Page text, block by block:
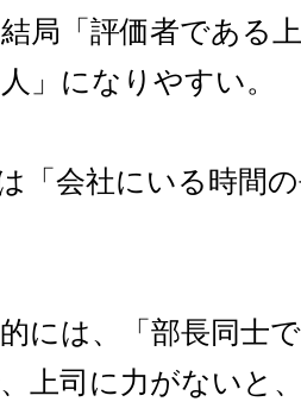
局「評価者である
」になりやすい。
会社にいる時間の
には、「部長同士
上司に力がないと